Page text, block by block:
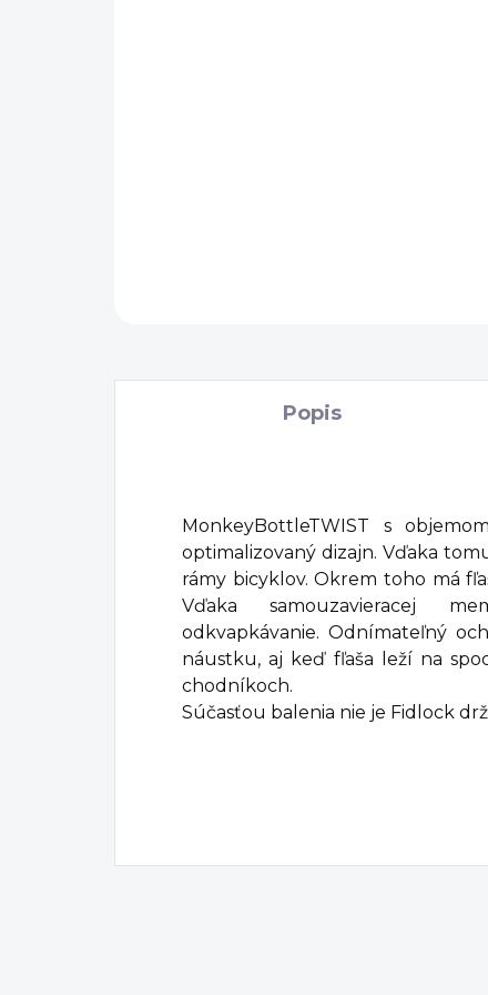
Popis
MonkeyBottleTWIST s
optimalizovaný dizajn. Vďaka
rámy bicyklov. Okrem toho má
Vďaka samouzavieracej
odkvapkávanie. Odnímateľný
náustku, aj keď fľaša leží na
chodníkoch.
Súčasťou balenia nie je Fidlock